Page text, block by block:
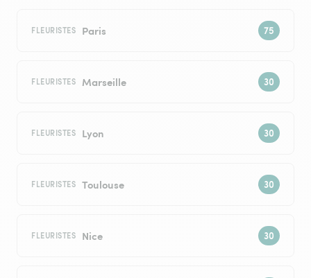
FLEURISTES Paris
FLEURISTES Marseille
FLEURISTES Lyon
FLEURISTES Toulouse
FLEURISTES Nice